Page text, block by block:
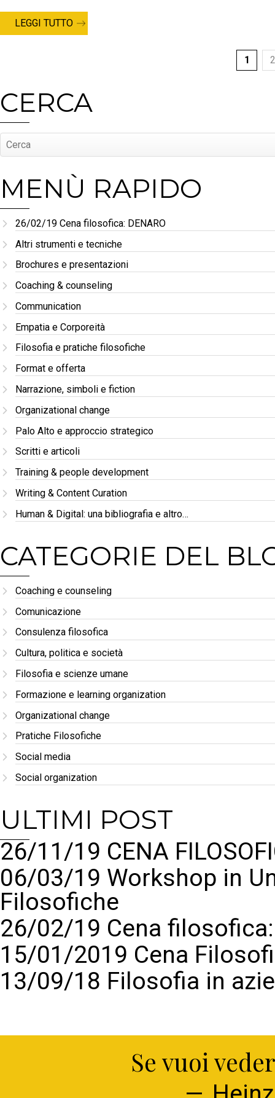
LEGGI TUTTO
1 2
CERCA
MENÙ RAPIDO
26/02/19 Cena filosofica: DENARO
Altri strumenti e tecniche
Brochures e presentazioni
Coaching & counseling
Communication
Empatia e Corporeità
Filosofia e pratiche filosofiche
Format e offerta
Narrazione, simboli e fiction
Organizational change
Palo Alto e approccio strategico
Scritti e articoli
Training & people development
Writing & Content Curation
Human & Digital: una bibliografia e altro…
CATEGORIE DEL
Coaching e counseling
Comunicazione
Consulenza filosofica
Cultura, politica e società
Filosofia e scienze umane
Formazione e learning organization
Organizational change
Pratiche Filosofiche
Social media
Social organization
ULTIMI POST
26/11/19 CENA
06/03/19 Workshop in
Filosofiche
26/02/19 Cena filosofica:
15/01/2019 Cena
13/09/18 Filosofia in
Se vuoi